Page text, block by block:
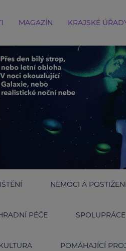
MAGAZÍN KRAJSKÉ
NEMOCI A POSTIŽENÍ
PÉČE SPOLUPRÁCE
POMÁHAJÍCÍ